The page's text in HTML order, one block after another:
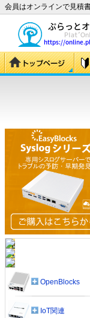
会員はオンラインで見積
OpenBlocks
IoT関連